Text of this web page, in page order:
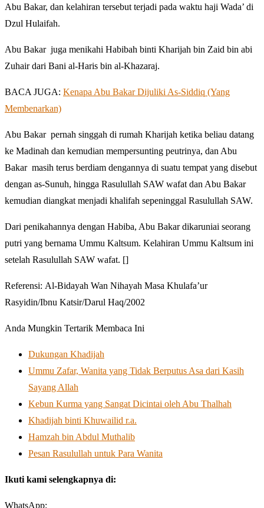
Abu Bakar, dan kelahiran tersebut terjadi pada waktu haji Wada’ di
Dzul Hulaifah.
Abu Bakar juga menikahi Habibah binti Kharijah bin Zaid bin abi
Zuhair dari Bani al-Haris bin al-Khazaraj.
BACA JUGA: Kenapa Abu Bakar Dijuliki As-Siddiq (Yang
Membenarkan)
Abu Bakar pernah singgah di rumah Kharijah ketika beliau datang
ke Madinah dan kemudian mempersunting peutrinya, dan Abu
Bakar masih terus berdiam dengannya di suatu tempat yang disebut
dengan as-Sunuh, hingga Rasulullah SAW wafat dan Abu Bakar
kemudian diangkat menjadi khalifah sepeninggal Rasulullah SAW.
Dari penikahannya dengan Habiba, Abu Bakar dikaruniai seorang
putri yang bernama Ummu Kaltsum. Kelahiran Ummu Kaltsum ini
setelah Rasulullah SAW wafat. []
Referensi: Al-Bidayah Wan Nihayah Masa Khulafa’ur
Rasyidin/Ibnu Katsir/Darul Haq/2002
Anda Mungkin Tertarik Membaca Ini
Dukungan Khadijah
Ummu Zafar, Wanita yang Tidak Berputus Asa dari Kasih
Sayang Allah
Kebun Kurma yang Sangat Dicintai oleh Abu Thalhah
Khadijah binti Khuwailid r.a.
Hamzah bin Abdul Muthalib
Pesan Rasulullah untuk Para Wanita
Ikuti kami selengkapnya di:
WhatsApp: